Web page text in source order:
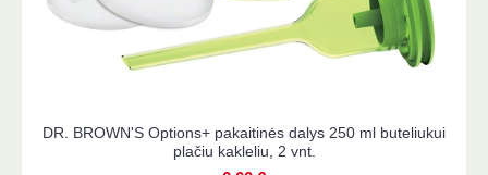
ml buteliukui MUNCHKIN šviežio maisto maitintuvas, 1